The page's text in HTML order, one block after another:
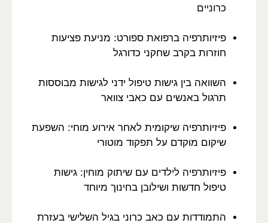
כרוניים
פיזיותרפיה ברפואת ספורט: מניעת פציעות
חוזרות בקרב שחקני כדורגל
השוואה בין גישות טיפול ידני לגישות מבוססות
תרגול באנשים עם כאבי צוואר
פיזיותרפיה שיקומית לאחר אירוע מוחי: השפעת
שיקום מוקדם על תפקוד מוטורי
פיזיותרפיה לילדים עם שיתוק מוחין: גישות
טיפול חדשות ושילובן בחינוך מיוחד
התמודדות עם כאב כרוני בגיל השלישי בעזרת